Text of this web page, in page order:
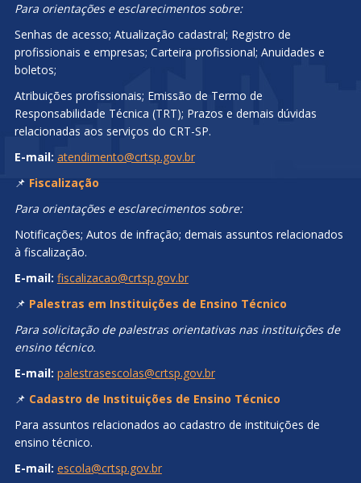
Para orientações e esclarecimentos sobre:
Senhas de acesso; Atualização cadastral; Registro de
profissionais e empresas; Carteira profissional; Anuidades e
boletos;
Atribuições profissionais; Emissão de Termo de
Responsabilidade Técnica (TRT); Prazos e demais dúvidas
relacionadas aos serviços do CRT-SP.
E-mail: atendimento@crtsp.gov.br
📌 Fiscalização
Para orientações e esclarecimentos sobre:
Notificações; Autos de infração; demais assuntos relacionados
à fiscalização.
E-mail: fiscalizacao@crtsp.gov.br
📌 Palestras em Instituições de Ensino Técnico
Para solicitação de palestras orientativas nas instituições de
ensino técnico.
E-mail: palestrasescolas@crtsp.gov.br
📌 Cadastro de Instituições de Ensino Técnico
Para assuntos relacionados ao cadastro de instituições de
ensino técnico.
E-mail: escola@crtsp.gov.br